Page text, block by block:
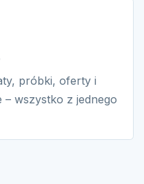
próbki, oferty i
wszystko z jednego